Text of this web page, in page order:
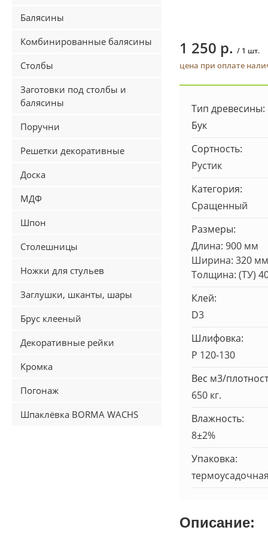
Балясины
Комбинированные балясины
Столбы
Заготовки под столбы и
балясины
Поручни
Решетки декоративные
Доска
МДФ
Шпон
Столешницы
Ножки для стульев
Заглушки, шканты, шары
Брус клееный
Декоративные рейки
Кромка
Погонаж
Шпаклёвка BORMA WACHS
1 250 р. / 1 шт.
цена при оплате
Тип древесины:
Бук
Сортность:
Рустик
Категория:
Сращенный
Размеры:
Длина: 900 мм
Ширина: 320 мм
Толщина: (ТУ)
Клей:
D3
Шлифовка:
Р 120-130
Вес м3/
650 кг.
Влажность:
8±2%
Упаковка:
Описание: